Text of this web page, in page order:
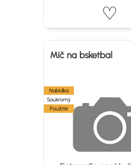
Míč na bsketbal
Nabídka
Soukromý
Použité